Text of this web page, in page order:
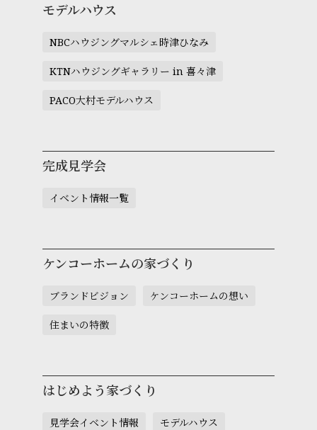
モデルハウス
NBCハウジングマルシェ時津ひなみ
KTNハウジングギャラリー in 喜々津
PACO大村モデルハウス
完成見学会
イベント情報一覧
ケンコーホームの家づくり
ブランドビジョン ケンコーホームの想い
住まいの特徴
はじめよう家づくり
見学会イベント情報 モデルハウス